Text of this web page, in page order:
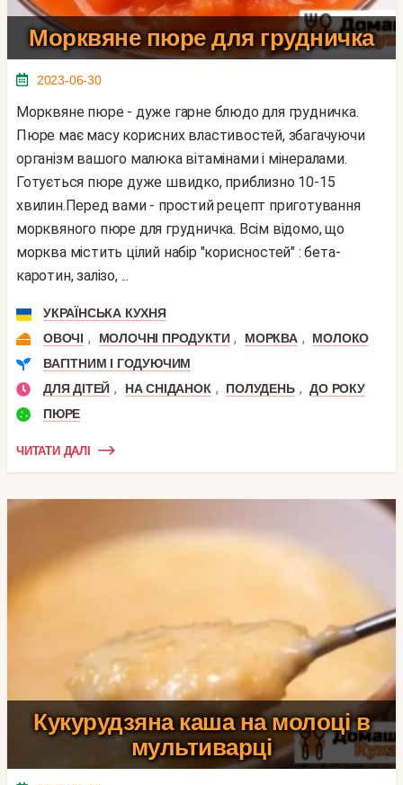
Морквяне пюре для грудничка
2023-06-30
Морквяне пюре - дуже гарне блюдо для грудничка.
Пюре має масу корисних властивостей, збагачуючи
організм вашого малюка вітамінами і мінералами.
Готується пюре дуже швидко, приблизно 10-15
хвилин.Перед вами - простий рецепт приготування
морквяного пюре для грудничка. Всім відомо, що
морква містить цілий набір "корисностей" : бета-
каротин, залізо, ...
УКРАЇНСЬКА КУХНЯ
ОВОЧІ , МОЛОЧНІ ПРОДУКТИ , МОРКВА ,
МОЛОКО
ВАГІТНИМ І ГОДУЮЧИМ
ДЛЯ ДІТЕЙ , НА СНІДАНОК , ПОЛУДЕНЬ , ДО РОКУ
ПЮРЕ
ЧИТАТИ ДАЛІ
Кукурудзяна каша на молоці в
мультиварці